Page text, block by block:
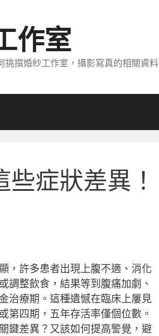
作室
撰婚紗工作室，攝影寫真的相關資料
症狀差異！
，許多患者出現上腹不適、消化
調整飲食，結果等到腹痛加劇、
治療期。這種遺憾在臨床上屢見
四期，五年存活率僅個位數。
鍵差異？又該如何提高警覺，避